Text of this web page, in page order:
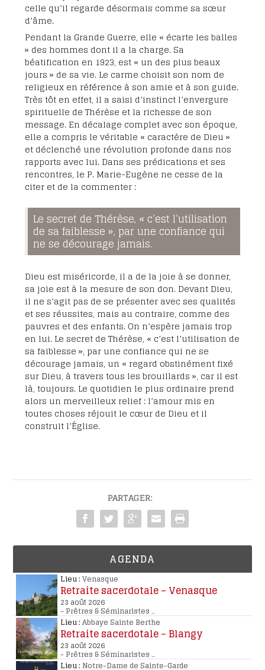
celle qu’il regarde désormais comme sa sœur
d’âme.
Pendant la Grande Guerre, elle « écarte les balles
» des hommes dont il a la charge. Sa
béatification en 1923, est « un des plus beaux
jours » de sa vie. Le carme choisit son nom de
religieux en référence à son amie et à son guide.
Très tôt en effet, il a saisi d’instinct l’envergure
spirituelle de Thérèse et la richesse de son
message. En décalage complet avec son époque,
elle a compris le véritable « caractère de Dieu »
et déclenché une révolution profonde dans nos
rapports avec lui. Dans ses prédications et ses
rencontres, le P. Marie-Eugène ne cesse de la
citer et de la commenter :
Le secret de Thérèse, « c’est l’utilisation
de sa faiblesse », par une confiance qui
ne se décourage jamais.
Dieu est miséricorde, il a de la joie à se donner,
sa joie est à la mesure de son don. Devant Dieu,
il ne s’agit pas de se présenter avec ses qualités
et ses réussites, mais au contraire, comme des
pauvres et des enfants. On n’espère jamais trop
en lui. Le secret de Thérèse, « c’est l’utilisation de
sa faiblesse », par une confiance qui ne se
décourage jamais, un « regard obstinément fixé
sur Dieu, à travers tous les brouillards », car il est
là, toujours. Le quotidien le plus ordinaire prend
alors un merveilleux relief : l’amour mis en
toutes choses réjouit le cœur de Dieu et il
construit l’Église.
PARTAGER:
AGENDA
Lieu : Venasque
Retraite sacerdotale – Venasque
23 août 2026
- Prêtres & Séminaristes..
Lieu : Abbaye Sainte Berthe
Retraite sacerdotale – Blangy
23 août 2026
- Prêtres & Séminaristes..
Lieu : Notre-Dame de Sainte-Garde